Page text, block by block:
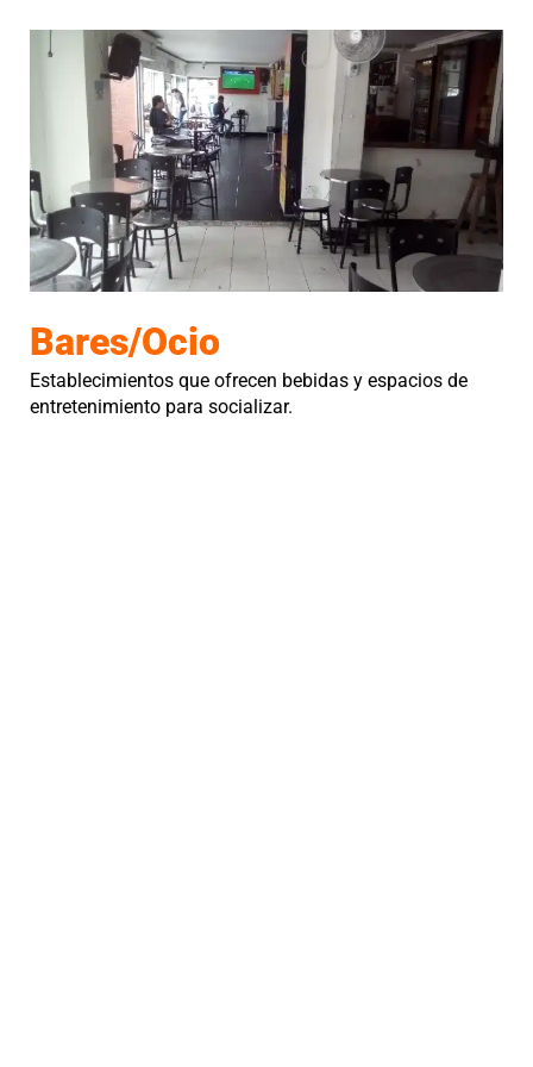
Bares/Ocio
Establecimientos que ofrecen bebidas y espacios de
entretenimiento para socializar.